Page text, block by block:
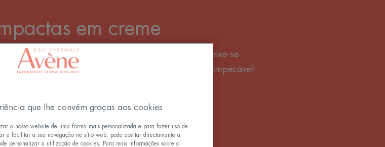
em creme
natural? Opte por uma base de alta cobertura. Deixe-se
uma alta cobertura e a promessa de uma tez impecável!
que lhe convém graças aos cookies
o nosso website de uma forma mais personalizada e para fazer uso de
e facilitar a sua navegação no sítio web, pode aceitar directamente a
personalizar a utilização de cookies. Para mais informações sobre o